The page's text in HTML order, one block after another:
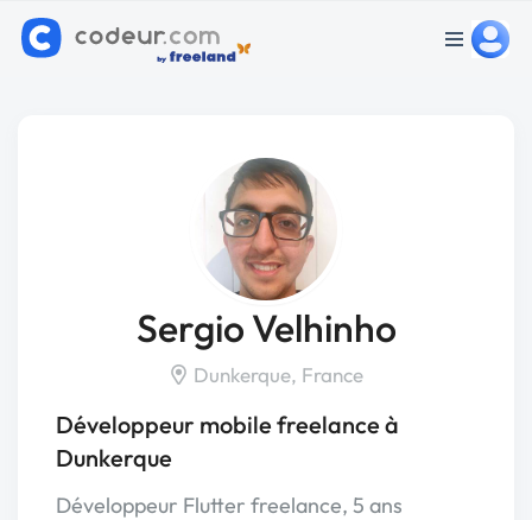
Sergio Velhinho
Dunkerque, France
Développeur mobile freelance à
Dunkerque
Développeur Flutter freelance, 5 ans